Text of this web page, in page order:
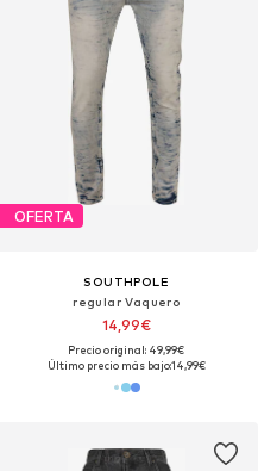
OFERTA
SOUTHPOLE
regular Vaquero
14,99€
Precio original: 49,99€
Último precio más bajo:14,99€